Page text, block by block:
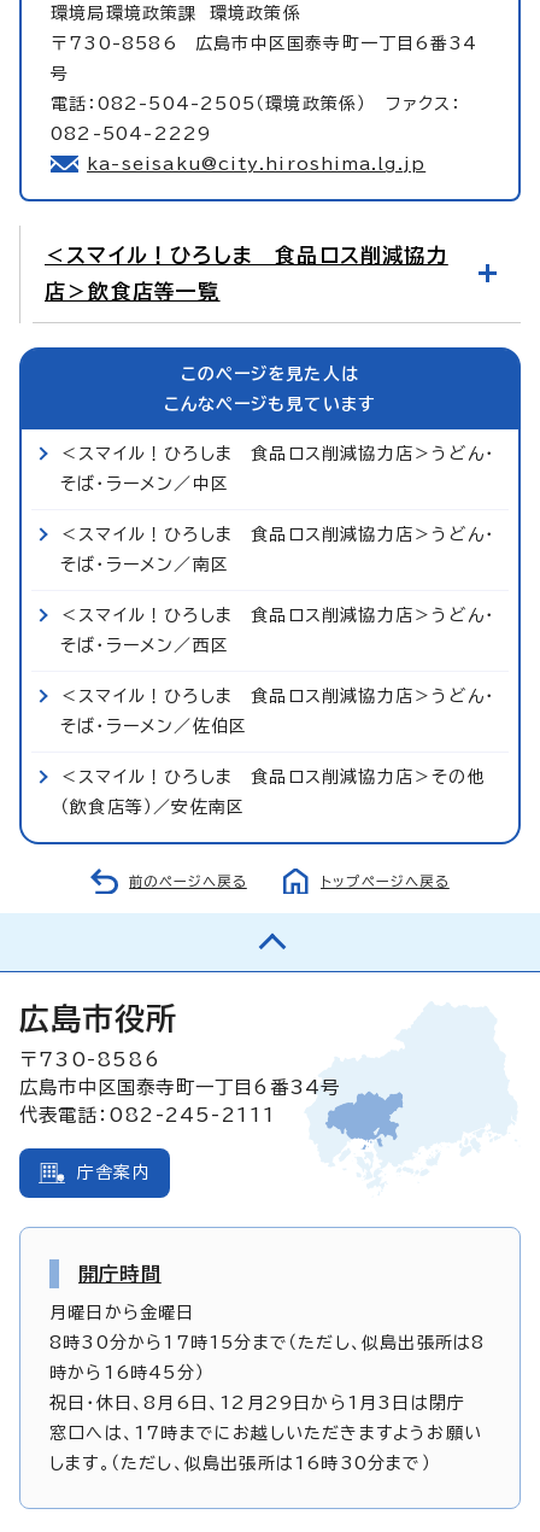
環境局環境政策課 環境政策係
〒730-8586 広島市中区国泰寺町一丁目6番34
号
電話：082-504-2505（環境政策係） ファクス：
082-504-2229
ka-seisaku@city.hiroshima.lg.jp
＜スマイル！ひろしま 食品ロス削減協力
店＞飲食店等一覧
このページを見た人は
こんなページも見ています
＜スマイル！ひろしま 食品ロス削減協力店＞うどん・
そば・ラーメン／中区
＜スマイル！ひろしま 食品ロス削減協力店＞うどん・
そば・ラーメン／南区
＜スマイル！ひろしま 食品ロス削減協力店＞うどん・
そば・ラーメン／西区
＜スマイル！ひろしま 食品ロス削減協力店＞うどん・
そば・ラーメン／佐伯区
＜スマイル！ひろしま 食品ロス削減協力店＞その他
（飲食店等）／安佐南区
前のページへ戻る トップページへ戻る
広島市役所
〒730-8586
広島市中区国泰寺町一丁目6番34号
代表電話：082-245-2111
庁舎案内
開庁時間
月曜日から金曜日
8時30分から17時15分まで（ただし、似島出張所は8
時から16時45分）
祝日・休日、8月6日、12月29日から1月3日は閉庁
窓口へは、17時までにお越しいただきますようお願い
します。（ただし、似島出張所は16時30分まで）